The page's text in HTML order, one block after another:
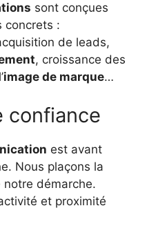
sont conçues
concrets :
de leads,
, croissance des
image de marque…
confiance
est avant
Nous plaçons la
démarche.
et proximité